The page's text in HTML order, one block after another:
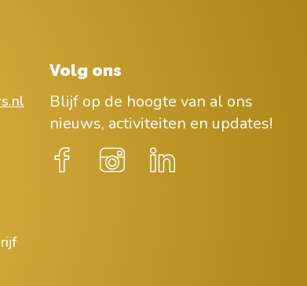
Volg ons
Blijf op de hoogte van al ons
nieuws, activiteiten en updates!